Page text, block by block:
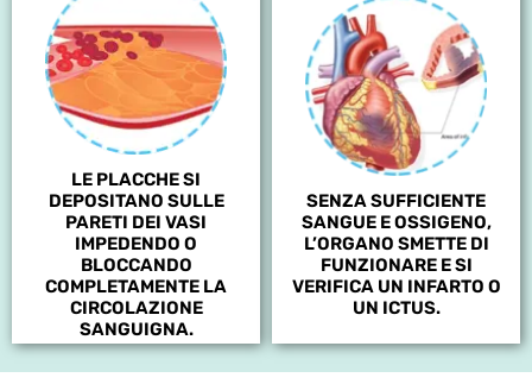
LE PLACCHE SI
DEPOSITANO SULLE
PARETI DEI VASI
IMPEDENDO O
BLOCCANDO
COMPLETAMENTE LA
CIRCOLAZIONE
SANGUIGNA.
SENZA SUFFICIENTE
SANGUE E OSSIGENO,
L’ORGANO SMETTE DI
FUNZIONARE E SI
VERIFICA UN INFARTO O
UN ICTUS.